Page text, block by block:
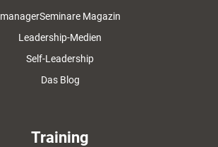
managerSeminare Magazin
Leadership-Medien
Self-Leadership
Das Blog
Training